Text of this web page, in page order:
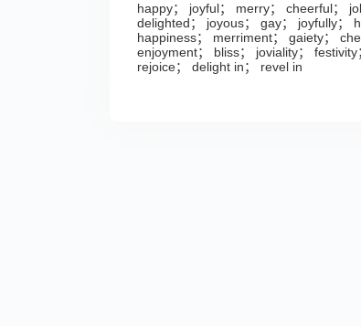
happy； joyful； merry； cheerful；
delighted； joyous； gay； joyfully；
happiness； merriment； gaiety；
enjoyment； bliss； joviality；
rejoice； delight in； revel in